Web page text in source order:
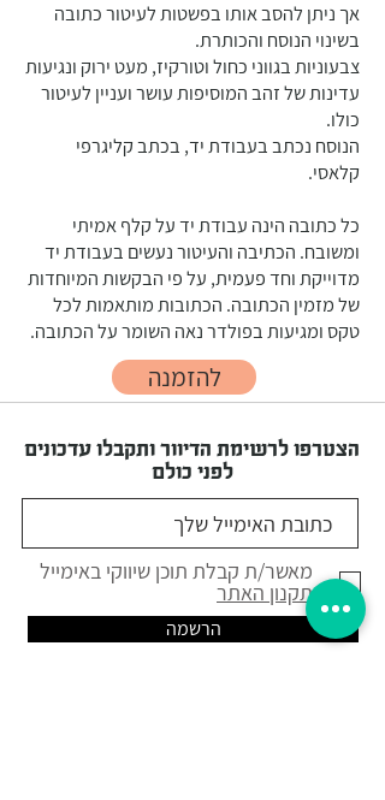
אך ניתן להסב אותו בפשטות לעיטור כתובה
בשינוי הנוסח והכותרת.
צבעוניות בגווני כחול וטורקיז, מעט ירוק ונגיעות
עדינות של זהב המוסיפות עושר ועניין לעיטור
כולו.
הנוסח נכתב בעבודת יד, בכתב קליגרפי
קלאסי.
כל כתובה הינה עבודת יד על קלף אמיתי
ומשובח. הכתיבה והעיטור נעשים בעבודת יד
מדוייקת וחד פעמית, על פי הבקשות המיוחדות
של מזמין הכתובה. הכתובות מותאמות לכל
טקס ומגיעות בפולדר נאה השומר על הכתובה.
להזמנה
הצטרפו לרשימת הדיוור ותקבלו עדכונים
לפני כולם
מאשר/ת קבלת תוכן שיווקי באימייל
תקנון האתר
הרשמה